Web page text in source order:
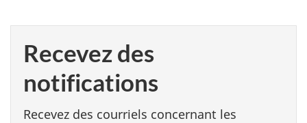
Recevez des
notifications
Recevez des courriels concernant les